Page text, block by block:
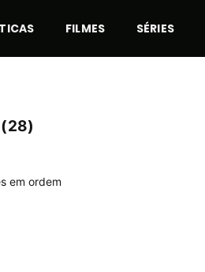
FILMES SÉRIES
(28)